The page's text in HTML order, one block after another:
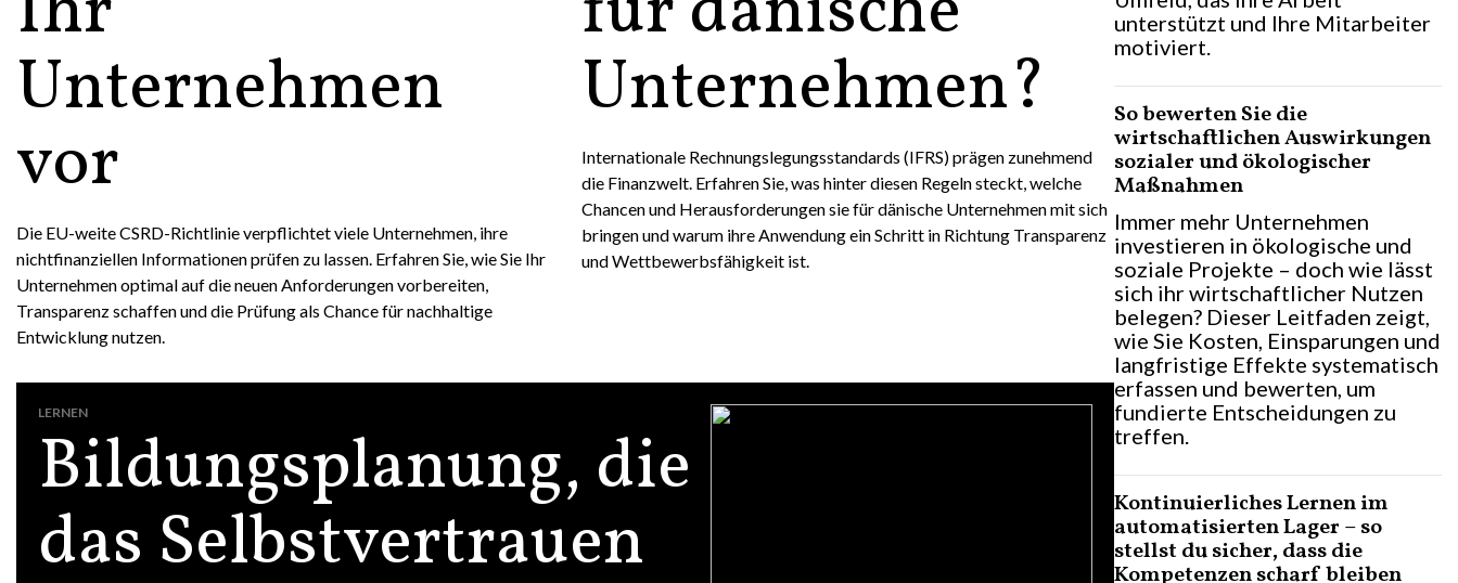
Unternehmen
vor
Die EU-weite CSRD-Richtlinie verpflichtet viele Unternehmen, ihre
nichtfinanziellen Informationen prüfen zu lassen. Erfahren Sie, wie Sie Ihr
Unternehmen optimal auf die neuen Anforderungen vorbereiten,
Transparenz schaffen und die Prüfung als Chance für nachhaltige
Entwicklung nutzen.
Unternehmen?
Internationale Rechnungslegungsstandards (IFRS) prägen zunehmend
die Finanzwelt. Erfahren Sie, was hinter diesen Regeln steckt, welche
Chancen und Herausforderungen sie für dänische Unternehmen mit sich
bringen und warum ihre Anwendung ein Schritt in Richtung Transparenz
und Wettbewerbsfähigkeit ist.
Bildungsplanung, die
das Selbstvertrauen
LERNEN
unterstützt und Ihre Mitarbeiter
motiviert.
So bewerten Sie die
wirtschaftlichen Auswirkungen
sozialer und ökologischer
Maßnahmen
Immer mehr Unternehmen
investieren in ökologische und
soziale Projekte – doch wie lässt
sich ihr wirtschaftlicher Nutzen
belegen? Dieser Leitfaden zeigt,
wie Sie Kosten, Einsparungen und
langfristige Effekte systematisch
erfassen und bewerten, um
fundierte Entscheidungen zu
treffen.
Kontinuierliches Lernen im
automatisierten Lager – so
stellst du sicher, dass die
Kompetenzen scharf bleiben